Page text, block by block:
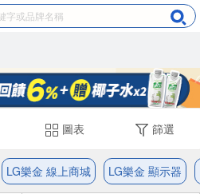
圖表 篩選
LG樂金 線上商城 LG樂金 顯示器